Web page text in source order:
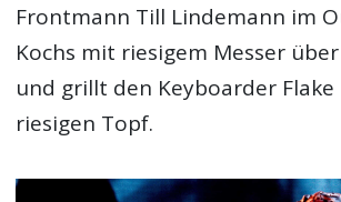
Frontmann Till Lindemann im
Kochs mit riesigem Messer
und grillt den Keyboarder
riesigen Topf.